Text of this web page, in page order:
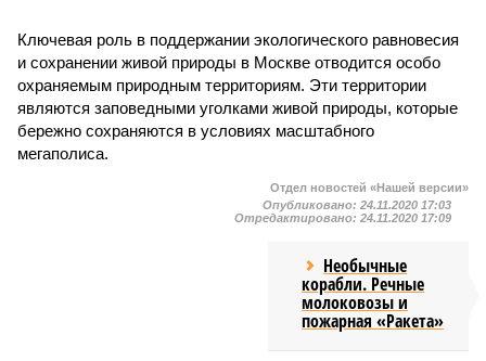
Ключевая роль в поддержании экологического равновесия
и сохранении живой природы в Москве отводится особо
охраняемым природным территориям. Эти территории
являются заповедными уголками живой природы, которые
бережно сохраняются в условиях масштабного
мегаполиса.
Отдел новостей «Нашей версии»
Опубликовано: 24.11.2020 17:03
Отредактировано: 24.11.2020 17:09
Необычные
корабли. Речные
молоковозы и
пожарная «Ракета»